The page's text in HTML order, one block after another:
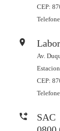
CEP:
Av.
CEP:
SAC